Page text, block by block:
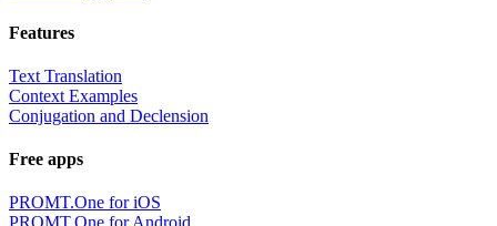
Features
Text Translation
Context Examples
Conjugation and Declension
Free apps
PROMT.One for iOS